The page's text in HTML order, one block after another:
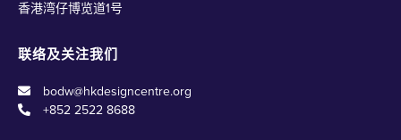
香港湾仔博览道1号
联络及关注我们
bodw@hkdesigncentre.org
+852 2522 8688